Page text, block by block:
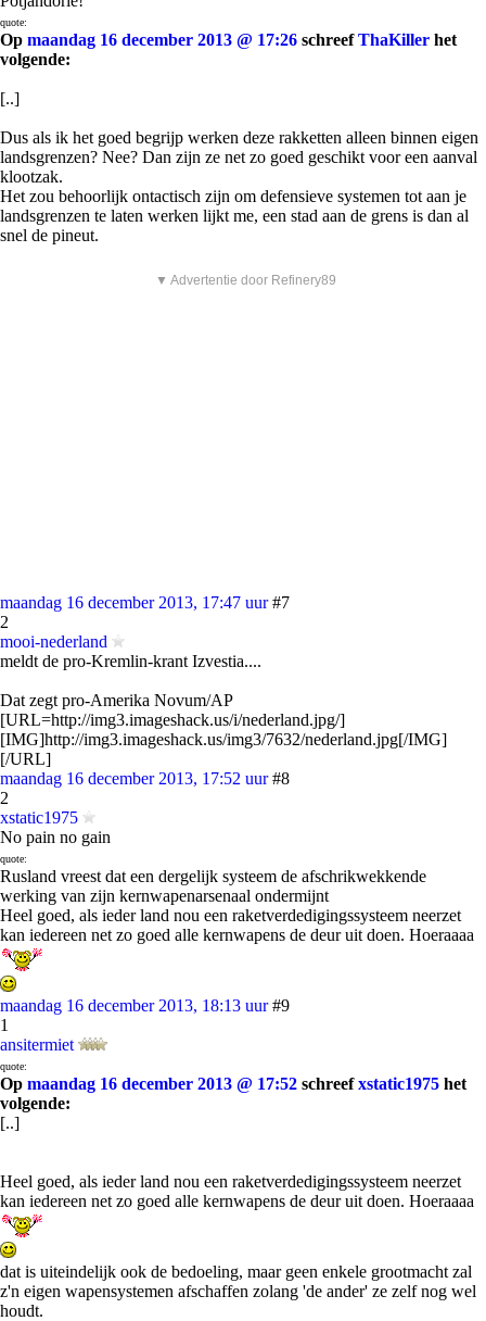
quote:
Op maandag 16 december 2013 @ 17:26 schreefThaKiller het
volgende:
[..]
Dus als ik het goed begrijp werken deze rakketten alleen binnen eigen
landsgrenzen? Nee? Dan zijn ze net zo goed geschikt voor een aanval
klootzak.
Het zou behoorlijk ontactisch zijn om defensieve systemen tot aan je
landsgrenzen te laten werken lijkt me, een stad aan de grens is dan al
snel de pineut.
▼ Advertentie door Refinery89
maandag 16 december 2013, 17:47 uur #7
2
mooi-nederland
meldt de pro-Kremlin-krant Izvestia....
Dat zegt pro-Amerika Novum/AP
[URL=http://img3.imageshack.us/i/nederland.jpg/]
[IMG]http://img3.imageshack.us/img3/7632/nederland.jpg[/IMG]
[/URL]
maandag 16 december 2013, 17:52 uur #8
2
xstatic1975
No pain no gain
quote:
Rusland vreest dat een dergelijk systeem de afschrikwekkende
werking van zijn kernwapenarsenaal ondermijnt
Heel goed, als ieder land nou een raketverdedigingssysteem neerzet
kan iedereen net zo goed alle kernwapens de deur uit doen. Hoeraaaa
maandag 16 december 2013, 18:13 uur #9
1
ansitermiet
quote:
Op maandag 16 december 2013 @ 17:52 schreefxstatic1975 het
volgende:
[..]
Heel goed, als ieder land nou een raketverdedigingssysteem neerzet
kan iedereen net zo goed alle kernwapens de deur uit doen. Hoeraaaa
dat is uiteindelijk ook de bedoeling, maar geen enkele grootmacht zal
z'n eigen wapensystemen afschaffen zolang 'de ander' ze zelf nog wel
houdt.